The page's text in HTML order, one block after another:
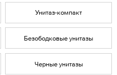
Унитаз-компакт
Безободковые унитазы
Черные унитазы